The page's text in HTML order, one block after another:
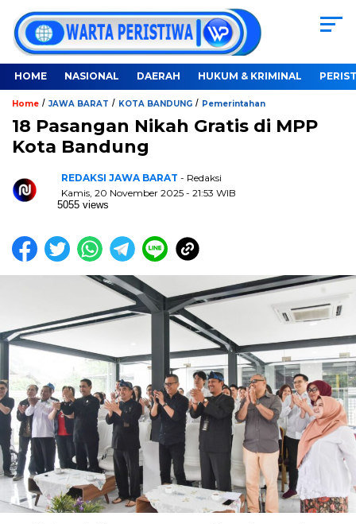
HOME NASIONAL DAERAH HUKUM & KRIMINAL
Home / JAWA BARAT / KOTA BANDUNG / Pemerintahan
18 Pasangan Nikah Gratis di MPP
Kota Bandung
REDAKSI JAWA BARAT - Redaksi
Kamis, 20 November 2025 - 21:53 WIB
5055 views